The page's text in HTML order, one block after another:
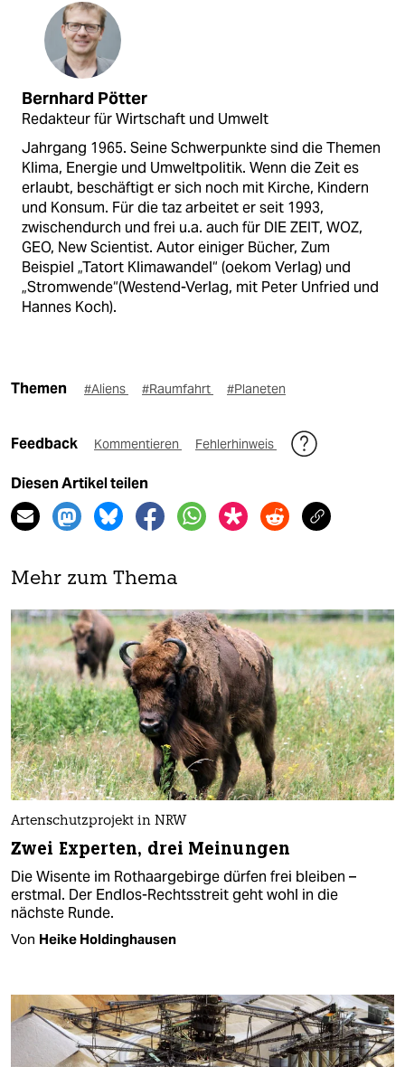
Bernhard Pötter
Redakteur für Wirtschaft und Umwelt
Jahrgang 1965. Seine Schwerpunkte sind die Themen
Klima, Energie und Umweltpolitik. Wenn die Zeit es
erlaubt, beschäftigt er sich noch mit Kirche, Kindern
und Konsum. Für die taz arbeitet er seit 1993,
zwischendurch und frei u.a. auch für DIE ZEIT, WOZ,
GEO, New Scientist. Autor einiger Bücher, Zum
Beispiel „Tatort Klimawandel“ (oekom Verlag) und
„Stromwende“(Westend-Verlag, mit Peter Unfried und
Hannes Koch).
Themen #Aliens #Raumfahrt #Planeten
Feedback Kommentieren Fehlerhinweis
Diesen Artikel teilen
Mehr zum Thema
Artenschutzprojekt in NRW
Zwei Experten, drei Meinungen
Die Wisente im Rothaargebirge dürfen frei bleiben –
erstmal. Der Endlos-Rechtsstreit geht wohl in die
nächste Runde.
Von Heike Holdinghausen